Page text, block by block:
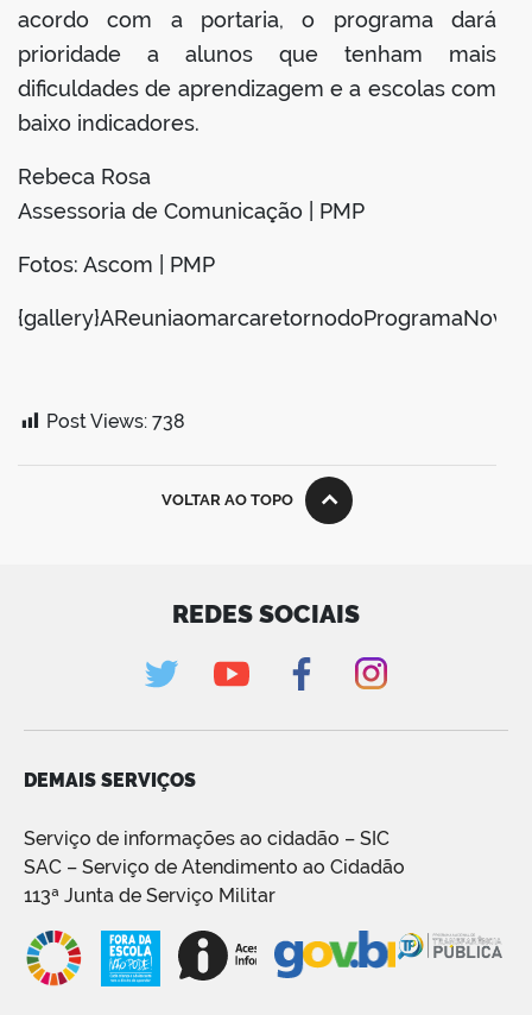
acordo com a portaria, o programa dará
prioridade a alunos que tenham mais
dificuldades de aprendizagem e a escolas com
baixo indicadores.
Rebeca Rosa
Assessoria de Comunicação | PMP
Fotos: Ascom | PMP
Post Views: 738
VOLTAR AO TOPO
REDES SOCIAIS
DEMAIS SERVIÇOS
Serviço de informações ao cidadão – SIC
SAC – Serviço de Atendimento ao Cidadão
113ª Junta de Serviço Militar